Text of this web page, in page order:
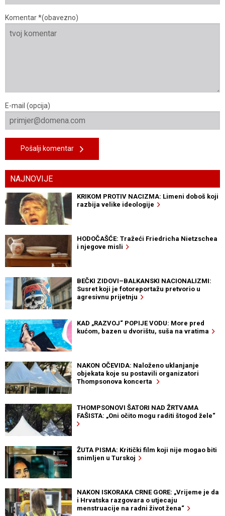
Komentar *(obavezno)
E-mail (opcija)
Pošalji komentar
NAJNOVIJE
KRIKOM PROTIV NACIZMA: Limeni doboš koji
razbija velike ideologije
HODOČAŠĆE: Tražeći Friedricha Nietzschea
i njegove misli
BEČKI ZIDOVI–BALKANSKI NACIONALIZMI:
Susret koji je fotoreportažu pretvorio u
agresivnu prijetnju
KAD „RAZVOJ“ POPIJE VODU: More pred
kućom, bazen u dvorištu, suša na vratima
NAKON OČEVIDA: Naloženo uklanjanje
objekata koje su postavili organizatori
Thompsonova koncerta
THOMPSONOVI ŠATORI NAD ŽRTVAMA
FAŠISTA: „Oni očito mogu raditi štogod žele“
ŽUTA PISMA: Kritički film koji nije mogao biti
snimljen u Turskoj
NAKON ISKORAKA CRNE GORE: „Vrijeme je da
i Hrvatska razgovara o utjecaju
menstruacije na radni život žena“